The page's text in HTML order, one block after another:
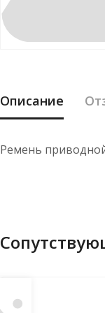
Описание
Ремень приводной